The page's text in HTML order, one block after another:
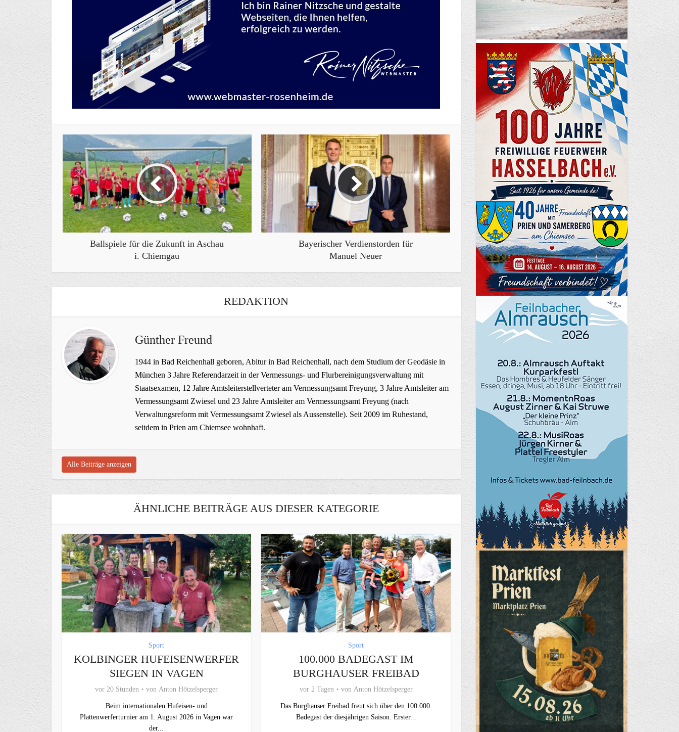
Ballspiele für die Zukunft in Aschau
i. Chiemgau
Bayerischer Verdienstorden für
Manuel Neuer
REDAKTION
Günther Freund
1944 in Bad Reichenhall geboren, Abitur in Bad Reichenhall, nach dem Studium der Geodäsie in
München 3 Jahre Referendarzeit in der Vermessungs- und Flurbereinigungsverwaltung mit
Staatsexamen, 12 Jahre Amtsleiterstellverteter am Vermessungsamt Freyung, 3 Jahre Amtsleiter am
Vermessungsamt Zwiesel und 23 Jahre Amtsleiter am Vermessungsamt Freyung (nach
Verwaltungsreform mit Vermessungsamt Zwiesel als Aussenstelle). Seit 2009 im Ruhestand,
seitdem in Prien am Chiemsee wohnhaft.
Alle Beiträge anzeigen
ÄHNLICHE BEITRÄGE AUS DIESER KATEGORIE
Sport
KOLBINGER HUFEISENWERFER
SIEGEN IN VAGEN
vor 20 Stunden von Anton Hötzelsperger
Beim internationalen Hufeisen- und
Plattenwerferturnier am 1. August 2026 in Vagen war
der...
Sport
100.000 BADEGAST IM
BURGHAUSER FREIBAD
vor 2 Tagen von Anton Hötzelsperger
Das Burghauser Freibad freut sich über den 100.000.
Badegast der diesjährigen Saison. Erster...